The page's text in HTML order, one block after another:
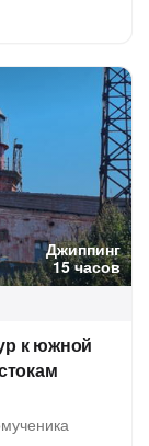
Джиппинг
15 часов
к южной